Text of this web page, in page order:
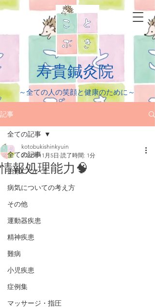
​寿貴鍼灸院
​～全ての人の笑顔と健康のために～
記事
全ての記事
治療について
病気についての考え方
その他
運動器疾患
精神疾患
難病
小児疾患
症例集
マッサージ・指圧
全ての記事
情報処理能力🧠
kotobukishinkyuin
2022年11月5日 読了時間: 1分